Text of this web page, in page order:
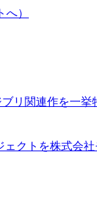
）
リ関連作を一挙
クトを株式会